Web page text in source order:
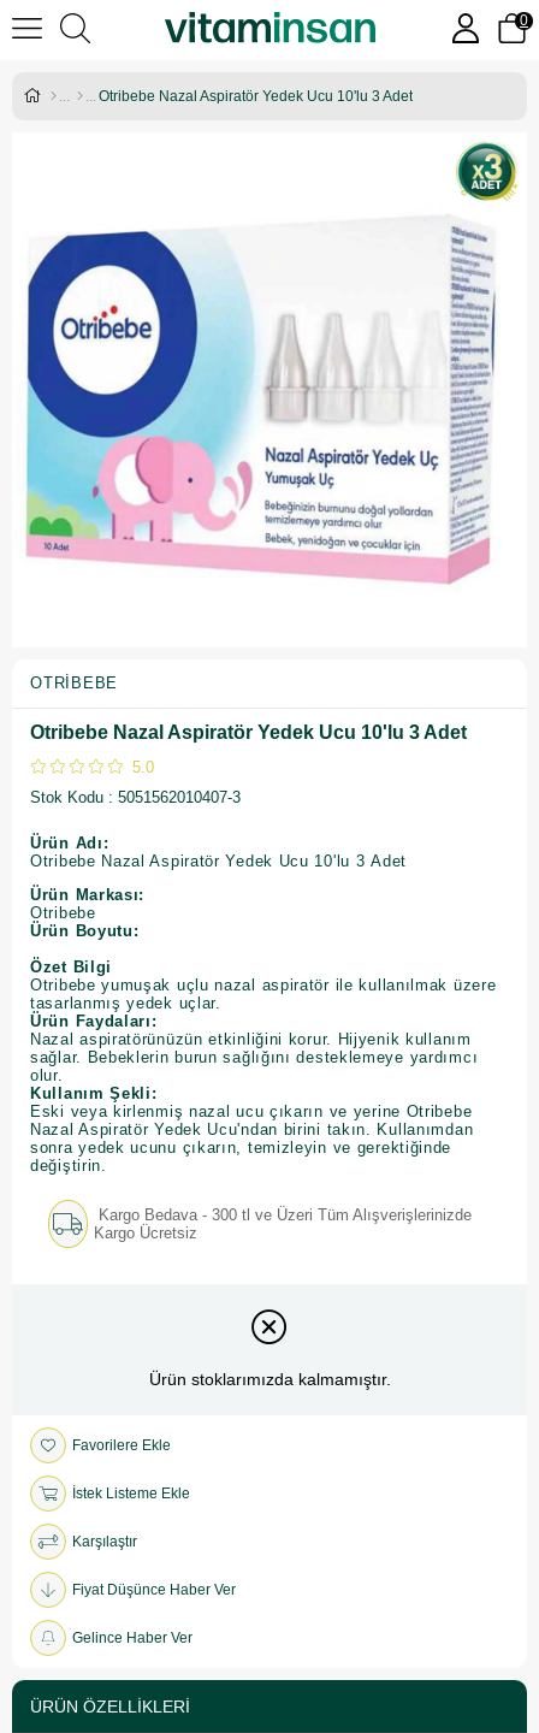
0
Otribebe Nazal Aspiratör Yedek Ucu 10'lu 3 Adet
OTRIBEBE
Otribebe Nazal Aspiratör Yedek Ucu 10'lu 3 Adet
5.0
Stok Kodu
5051562010407-3
Ürün Adı:
Otribebe Nazal Aspiratör Yedek Ucu 10'lu 3 Adet
Ürün Markası:
Otribebe
Ürün Boyutu:
Özet Bilgi
Otribebe yumuşak uçlu nazal aspiratör ile kullanılmak üzere
tasarlanmış yedek uçlar.
Ürün Faydaları:
Nazal aspiratörünüzün etkinliğini korur. Hijyenik kullanım
sağlar. Bebeklerin burun sağlığını desteklemeye yardımcı
olur.
Kullanım Şekli:
Eski veya kirlenmiş nazal ucu çıkarın ve yerine Otribebe
Nazal Aspiratör Yedek Ucu'ndan birini takın. Kullanımdan
sonra yedek ucunu çıkarın, temizleyin ve gerektiğinde
değiştirin.
Kargo Bedava - 300 tl ve Üzeri Tüm Alışverişlerinizde
Kargo Ücretsiz
Ürün stoklarımızda kalmamıştır.
Favorilere Ekle
İstek Listeme Ekle
Karşılaştır
Fiyat Düşünce Haber Ver
Gelince Haber Ver
ÜRÜN ÖZELLIKLERI